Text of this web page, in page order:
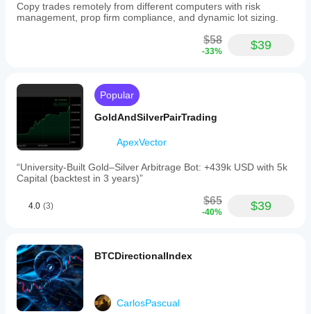
Copy trades remotely from different computers with risk
management, prop firm compliance, and dynamic lot sizing.
$58
-33% $39
Popular
GoldAndSilverPairTrading
ApexVector
“University-Built Gold–Silver Arbitrage Bot: +439k USD with 5k
Capital (backtest in 3 years)”
4.0 (3) $65
-40% $39
BTCDirectionalIndex
CarlosPascual